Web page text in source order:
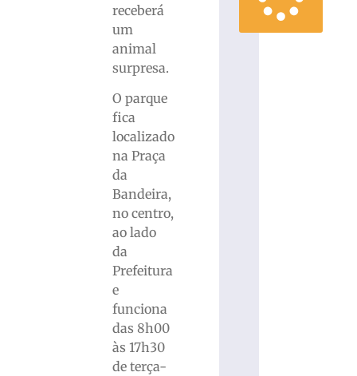
receberá
um
animal
surpresa.
O parque
fica
localizado
na Praça
da
Bandeira,
no centro,
ao lado
da
Prefeitura
e
funciona
das 8h00
às 17h30
de terça-